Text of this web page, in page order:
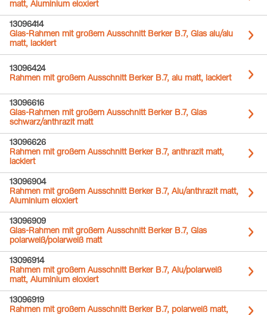
matt, Aluminium eloxiert
13096414
Glas-Rahmen mit großem Ausschnitt Berker B.7, Glas alu/alu
matt, lackiert
13096424
Rahmen mit großem Ausschnitt Berker B.7, alu matt, lackiert
13096616
Glas-Rahmen mit großem Ausschnitt Berker B.7, Glas
schwarz/anthrazit matt
13096626
Rahmen mit großem Ausschnitt Berker B.7, anthrazit matt,
lackiert
13096904
Rahmen mit großem Ausschnitt Berker B.7, Alu/anthrazit matt,
Aluminium eloxiert
13096909
Glas-Rahmen mit großem Ausschnitt Berker B.7, Glas
polarweiß/polarweiß matt
13096914
Rahmen mit großem Ausschnitt Berker B.7, Alu/polarweiß
matt, Aluminium eloxiert
13096919
Rahmen mit großem Ausschnitt Berker B.7, polarweiß matt,